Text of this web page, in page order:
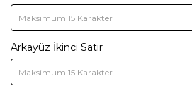
Arkayüz İkinci Satır